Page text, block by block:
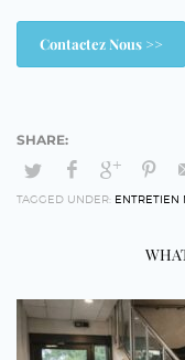
Contactez Nous >>
TAGGED UNDER: ENTRETIEN